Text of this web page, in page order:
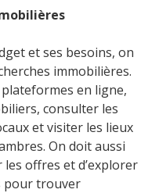
et ses besoins, on
immobilières.
en ligne,
consulter les
et visiter les lieux
On doit aussi
offres et d’explorer
pour trouver